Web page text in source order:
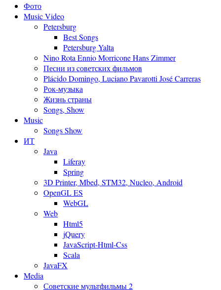
Фото
Music Video
Petersburg
Best Songs
Petersburg Yalta
Nino Rota Ennio Morricone Hans Zimmer
Песни из cоветских фильмов
Plácido Domingo, Luciano Pavarotti José Carreras
Рок-музыка
Жизнь страны
Songs, Show
Music
Songs Show
ИТ
Java
Liferay
Spring
3D Printer, Mbed, STM32, Nucleo, Android
OpenGL ES
WebGL
Web
Html5
jQuery
JavaScript-Html-Css
Scala
JavaFX
Media
Советские мультфильмы 2